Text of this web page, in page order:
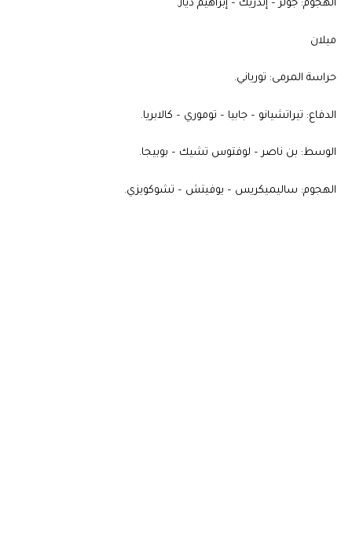
الهجوم: جولر – إندريك – إبراهيم دياز.
ميلان
حراسة المرمى: تورياني.
الدفاع: تيراتشيانو – جابيا – توموري – كالابريا.
الوسط: بن ناصر – لوفتوس تشيك – بوبيجا.
الهجوم: ساليميكريس – يوفيتش – تشوكويزي.